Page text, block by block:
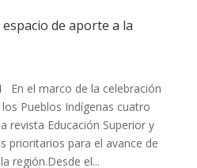
de aporte a la
En el marco de la celebración
Pueblos Indígenas cuatro
revista Educación Superior y
prioritarios para el avance de
región.Desde el...